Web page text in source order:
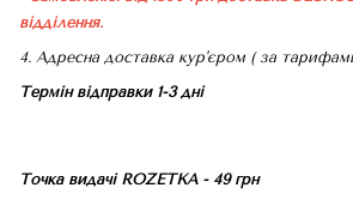
відділення.
4. Адресна доставка кур'єром ( за
Термін відправки 1-3 дні
Точка видачі ROZETKA - 49 грн